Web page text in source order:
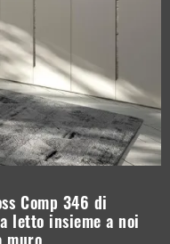
Comp 346 di
letto insieme a noi